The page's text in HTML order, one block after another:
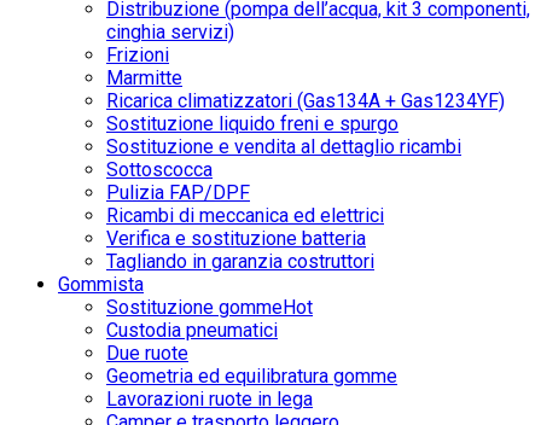
Distribuzione (pompa dell’acqua, kit 3 componenti,
cinghia servizi)
Frizioni
Marmitte
Ricarica climatizzatori (Gas134A + Gas1234YF)
Sostituzione liquido freni e spurgo
Sostituzione e vendita al dettaglio ricambi
Sottoscocca
Pulizia FAP/DPF
Ricambi di meccanica ed elettrici
Verifica e sostituzione batteria
Tagliando in garanzia costruttori
Gommista
Sostituzione gommeHot
Custodia pneumatici
Due ruote
Geometria ed equilibratura gomme
Lavorazioni ruote in lega